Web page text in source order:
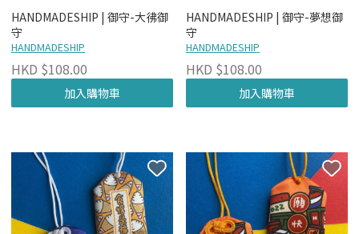
HANDMADESHIP | 御守-大彿御
守
HANDMADESHIP
HKD $108.00
加入購物車
HANDMADESHIP | 御守-夢想御
守
HANDMADESHIP
HKD $108.00
加入購物車